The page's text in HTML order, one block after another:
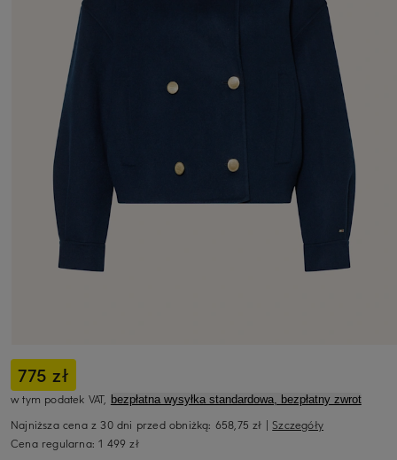
775 zł
w tym podatek VAT, bezpłatna wysyłka standardowa, bezpłatny zwrot
Najniższa cena z 30 dni przed obniżką: 658,75 zł |Szczegóły
Cena regularna:1 499 zł